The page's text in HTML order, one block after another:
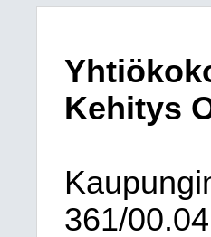
Kehitys
361/